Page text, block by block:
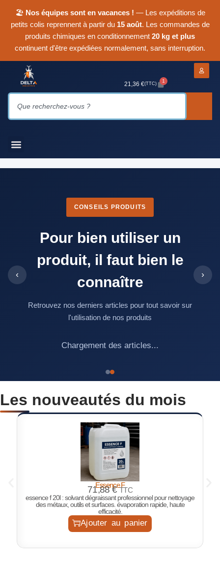
🏖 Nos équipes sont en vacances ! — Les expéditions de
petits colis reprennent à partir du 15 août. Les commandes de
produits chimiques en conditionnement 20 kg et plus
continuent d'être expédiées normalement, sans interruption.
21,36 €(TTC) 1
CONSEILS PRODUITS
Pour bien utiliser un
produit, il faut bien le
connaître
Retrouvez nos derniers articles pour tout savoir sur
l'utilisation de nos produits
Chargement des articles...
‹ ›
Les nouveautés du mois
Essence F
71,88€ TTC
essence f 20l : solvant dégraissant professionnel pour nettoyage
des métaux, outils et surfaces. évaporation rapide, haute
efficacité.
Ajouter au panier